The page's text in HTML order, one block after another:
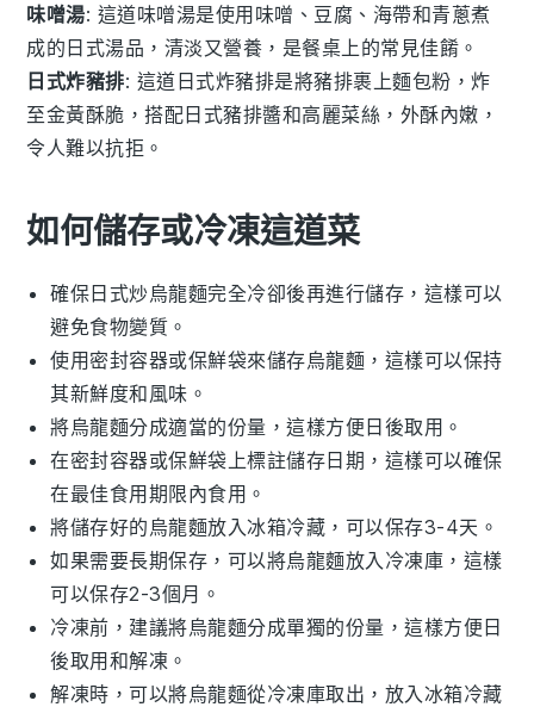
味噌湯: 這道味噌湯是使用味噌 、 豆腐 、 海帶和青蔥煮
成的日式湯品 ，清淡又營養，是餐桌上的常見佳餚。
日式炸豬排: 這道日式炸豬排是將豬排裹上麵包粉 ，炸
至金黃酥脆，搭配日式豬排醬和高麗菜絲 ，外酥內嫩，
令人難以抗拒。
如何儲存或冷凍這道菜
確保日式炒烏龍麵完全冷卻後再進行儲存，這樣可以
避免食物變質。
使用密封容器或保鮮袋來儲存烏龍麵 ，這樣可以保持
其新鮮度和風味。
將烏龍麵分成適當的份量，這樣方便日後取用。
在密封容器或保鮮袋上標註儲存日期，這樣可以確保
在最佳食用期限內食用。
將儲存好的 烏龍麵放入冰箱冷藏，可以保存3-4天。
如果需要長期保存，可以將烏龍麵放入冷凍庫，這樣
可以保存2-3個月。
冷凍前，建議將烏龍麵分成單獨的份量，這樣方便日
後取用和解凍。
解凍時，可以將烏龍麵從冷凍庫取出，放入冰箱冷藏